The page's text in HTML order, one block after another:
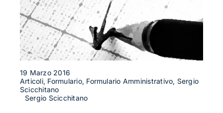
19 Marzo 2016
Articoli, Formulario, Formulario Amministrativo, Sergio
Scicchitano
Sergio Scicchitano